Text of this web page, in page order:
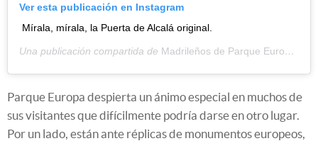
Ver esta publicación en Instagram
Mírala, mírala, la Puerta de Alcalá original.
Una publicación compartida de Madrileños de Parque Europa
Parque Europa despierta un ánimo especial en muchos de
sus visitantes que difícilmente podría darse en otro lugar.
Por un lado, están ante réplicas de monumentos europeos,